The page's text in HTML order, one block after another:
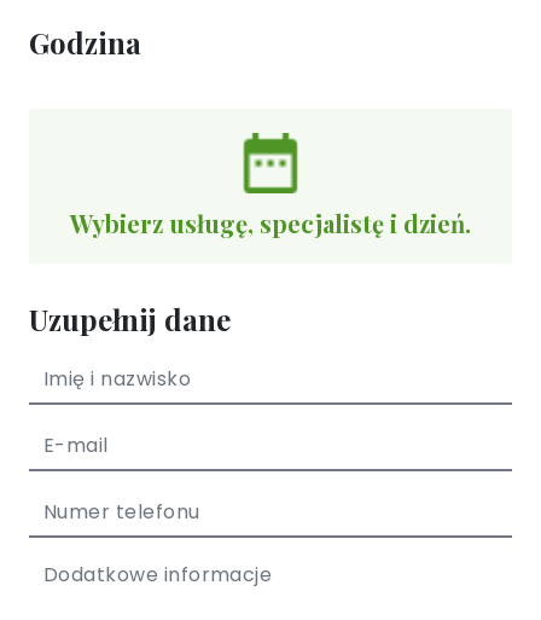
Godzina
Wybierz usługę, specjalistę i dzień.
Uzupełnij dane